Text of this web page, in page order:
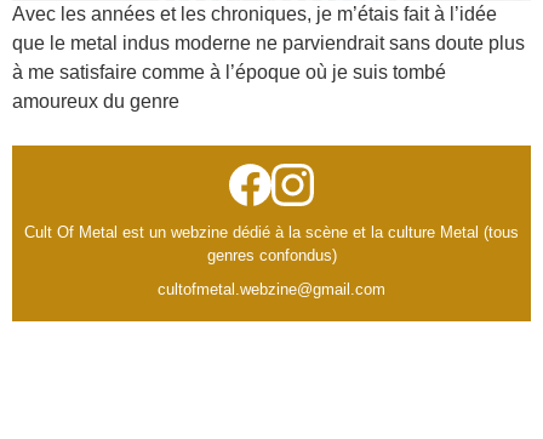
Avec les années et les chroniques, je m’étais fait à l’idée
que le metal indus moderne ne parviendrait sans doute plus
à me satisfaire comme à l’époque où je suis tombé
amoureux du genre
Cult Of Metal est un webzine dédié à la scène et la culture Metal (tous
genres confondus)
cultofmetal.webzine@gmail.com